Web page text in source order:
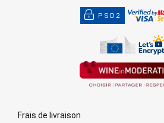
PSD2
Frais de livraison